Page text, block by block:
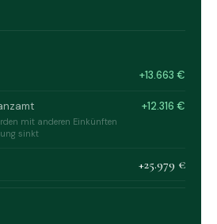
+13.663 €
mit anderen Einkünften
sinkt
+12.316 €
+25.979 €